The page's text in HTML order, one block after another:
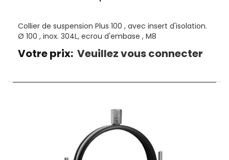
Collier de suspension Plus 100 , avec insert d'isolation.
Ø 100 , inox. 304L, ecrou d'embase , M8
Votre prix: Veuillez vous connecter